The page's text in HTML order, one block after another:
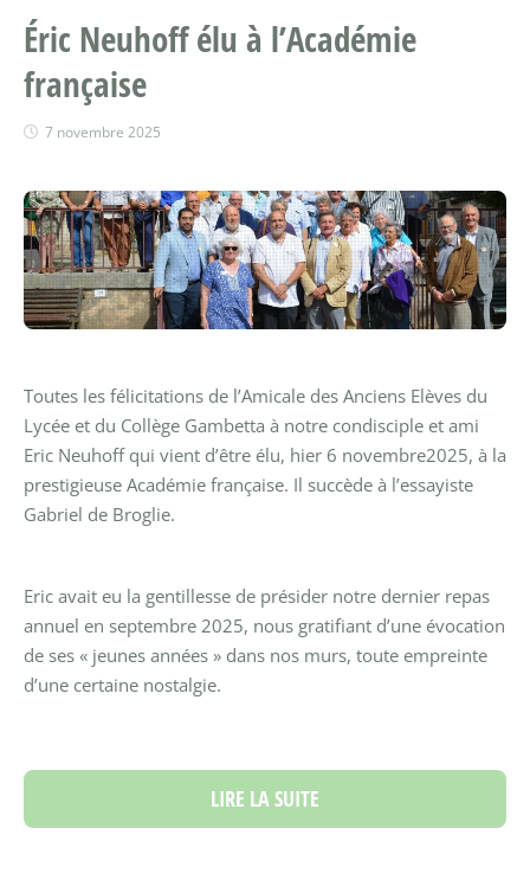
Éric Neuhoff élu à l’Académie
française
7 novembre 2025
Toutes les félicitations de l’Amicale des Anciens Elèves du
Lycée et du Collège Gambetta à notre condisciple et ami
Eric Neuhoff qui vient d’être élu, hier 6 novembre2025, à la
prestigieuse Académie française. Il succède à l’essayiste
Gabriel de Broglie.
Eric avait eu la gentillesse de présider notre dernier repas
annuel en septembre 2025, nous gratifiant d’une évocation
de ses « jeunes années » dans nos murs, toute empreinte
d’une certaine nostalgie.
LIRE LA SUITE